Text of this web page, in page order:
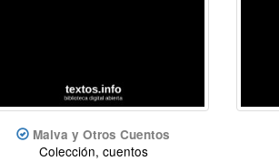
Malva y Otros Cuentos
Colección, cuentos